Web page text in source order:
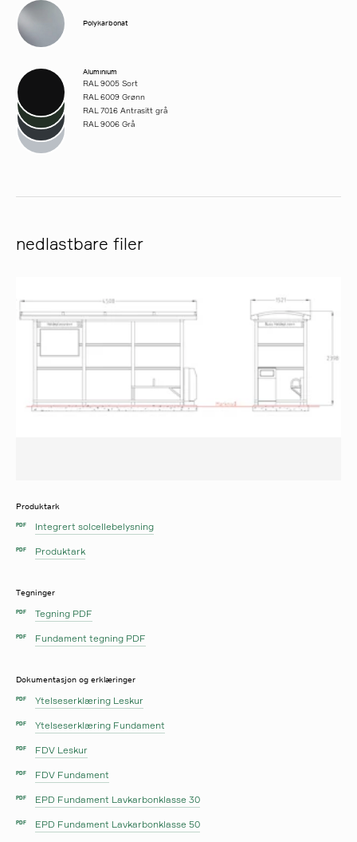
Polykarbonat
Aluminium
RAL 9005 Sort
RAL 6009 Grønn
RAL 7016 Antrasitt grå
RAL 9006 Grå
nedlastbare filer
Produktark
PDF Integrert solcellebelysning
PDF Produktark
Tegninger
PDF Tegning PDF
PDF Fundament tegning PDF
Dokumentasjon og erklæringer
PDF Ytelseserklæring Leskur
PDF Ytelseserklæring Fundament
PDF FDV Leskur
PDF FDV Fundament
PDF EPD Fundament Lavkarbonklasse 30
PDF EPD Fundament Lavkarbonklasse 50